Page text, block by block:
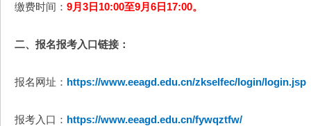
缴费时间： 9月3日10:00至9月6日17:00。
二、报名报考入口链接：
报名网址： https://www.eeagd.edu.cn/zkselfec/login/login.jsp
报考入口： https://www.eeagd.edu.cn/fywqztfw/